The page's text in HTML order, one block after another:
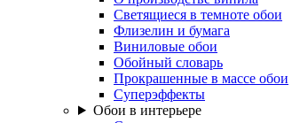
Светящиеся в темноте обои
Флизелин и бумага
Виниловые обои
Обойный словарь
Прокрашенные в массе обои
Суперэффекты
Обои в интерьере